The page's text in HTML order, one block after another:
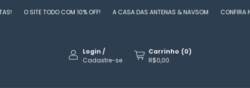
O SITE TODO COM 10% OFF! A CASA DAS ANTENAS & NAVSOM CONFIRA NOSSAS
Login /
Cadastre-se
Carrinho (0)
R$0,00